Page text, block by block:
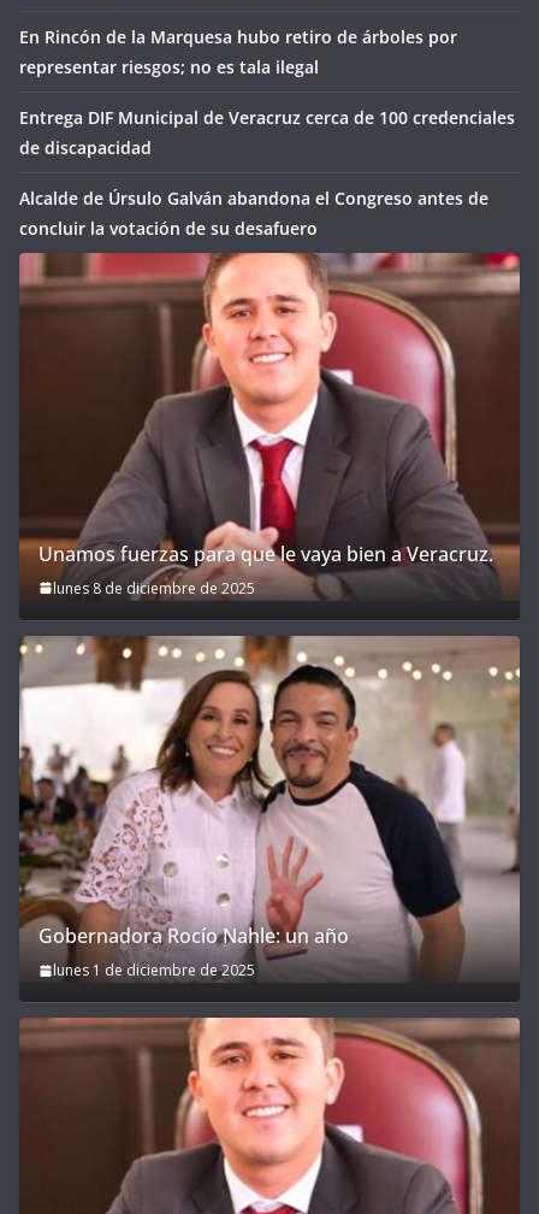
En Rincón de la Marquesa hubo retiro de árboles por
representar riesgos; no es tala ilegal
Entrega DIF Municipal de Veracruz cerca de 100 credenciales
de discapacidad
Alcalde de Úrsulo Galván abandona el Congreso antes de
concluir la votación de su desafuero
Unamos fuerzas para que le vaya bien a Veracruz.
lunes 8 de diciembre de 2025
Gobernadora Rocío Nahle: un año
lunes 1 de diciembre de 2025